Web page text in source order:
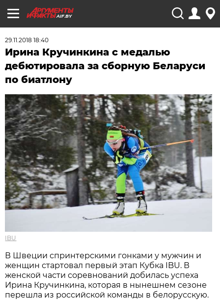
AIF.BY
29.11.2018 18:40
Ирина Кручинкина с медалью
дебютировала за сборную Беларуси
по биатлону
IBU
В Швеции спринтерскими гонками у мужчин и
женщин стартовал первый этап Кубка IBU. В
женской части соревнований добилась успеха
Ирина Кручинкина, которая в нынешнем сезоне
перешла из российской команды в белорусскую.